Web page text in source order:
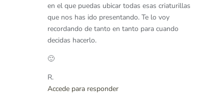
en el que puedas ubicar todas esas criaturillas
que nos has ido presentando. Te lo voy
recordando de tanto en tanto para cuando
decidas hacerlo.
🙂
R.
Accede para responder